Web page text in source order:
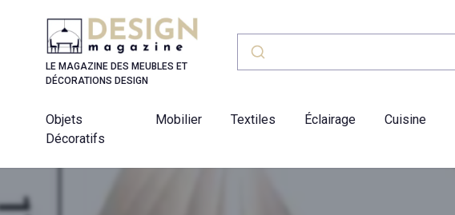
LE MAGAZINE DES MEUBLES ET
DÉCORATIONS DESIGN
Objets
Décoratifs
Mobilier Textiles Éclairage Cuisine